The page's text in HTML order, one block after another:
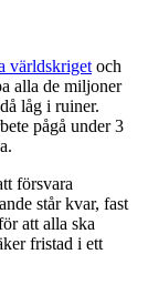
världskriget och
alla de miljoner
låg i ruiner.
pågå under 3
försvara
står kvar, fast
att alla ska
fristad i ett